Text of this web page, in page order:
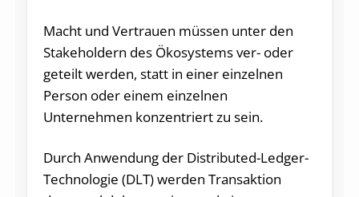
Macht und Vertrauen müssen unter den
Stakeholdern des Ökosystems ver- oder
geteilt werden, statt in einer einzelnen
Person oder einem einzelnen
Unternehmen konzentriert zu sein.
Durch Anwendung der Distributed-Ledger-
Technologie (DLT) werden Transaktion